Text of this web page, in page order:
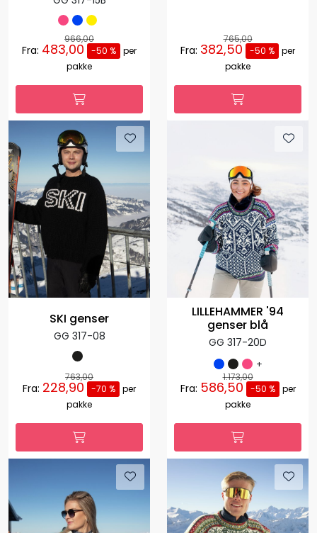
966,00
Fra: 483,00 -50 % per
pakke
765,00
Fra: 382,50 -50 % per
pakke
SKI genser
GG 317-08
763,00
Fra: 228,90 -70 % per
pakke
LILLEHAMMER '94
genser blå
GG 317-20D
+
1.173,00
Fra: 586,50 -50 %
per
pakke